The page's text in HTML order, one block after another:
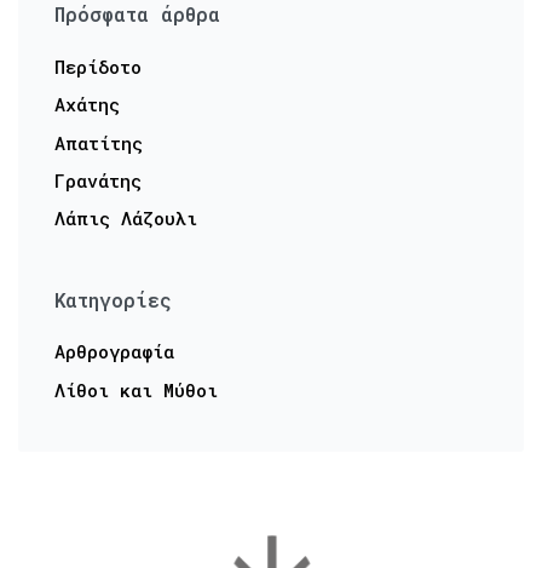
Πρόσφατα άρθρα
Περίδοτο
Αχάτης
Απατίτης
Γρανάτης
Λάπις Λάζουλι
Kατηγορίες
Αρθρογραφία
Λίθοι και Μύθοι